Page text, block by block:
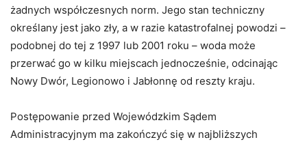
żadnych współczesnych norm. Jego stan techniczny
określany jest jako zły, a w razie katastrofalnej powodzi –
podobnej do tej z 1997 lub 2001 roku – woda może
przerwać go w kilku miejscach jednocześnie, odcinając
Nowy Dwór, Legionowo i Jabłonnę od reszty kraju.
Postępowanie przed Wojewódzkim Sądem
Administracyjnym ma zakończyć się w najbliższych